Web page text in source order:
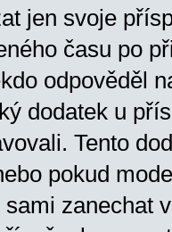
jen svoje
času po
odpověděl
dodatek u
Tento
pokud
zanechat